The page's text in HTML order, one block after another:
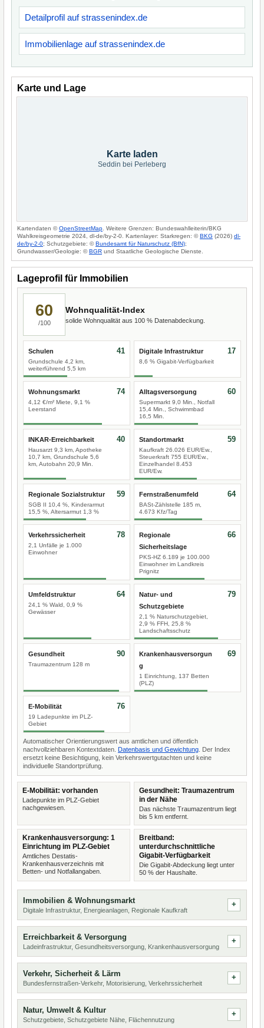
Detailprofil auf strassenindex.de
Immobilienlage auf strassenindex.de
Karte und Lage
Karte laden
Seddin bei Perleberg
Kartendaten ©OpenStreetMap . Weitere Grenzen: Bundeswahlleiterin/BKG
Wahlkreisgeometrie 2024, dl-de/by-2-0. Kartenlayer: Starkregen: ©BKG (2026) dl-
de/by-2-0; Schutzgebiete: ©Bundesamt für Naturschutz (BfN);
Grundwasser/Geologie: ©BGR und Staatliche Geologische Dienste.
Lageprofil für Immobilien
60
/100
Wohnqualität-Index
solide Wohnqualität aus 100 % Datenabdeckung.
Schulen
Grundschule 4,2 km,
weiterführend 5,5 km
41 Digitale Infrastruktur
8,6 % Gigabit-Verfügbarkeit
17
Wohnungsmarkt
4,12 €/m² Miete, 9,1 %
Leerstand
74 Alltagsversorgung
Supermarkt 9,0 Min., Notfall
15,4 Min., Schwimmbad
16,5 Min.
60
INKAR-Erreichbarkeit
Hausarzt 9,3 km, Apotheke
10,7 km, Grundschule 5,6
km, Autobahn 20,9 Min.
40 Standortmarkt
Kaufkraft 26.026 EUR/Ew.,
Steuerkraft 755 EUR/Ew.,
Einzelhandel 8.453
EUR/Ew.
59
Regionale Sozialstruktur
SGB II 10,4 %, Kinderarmut
15,5 %, Altersarmut 1,3 %
59 Fernstraßenumfeld
BASt-Zählstelle 185 m,
4.673 Kfz/Tag
64
Verkehrssicherheit
2,1 Unfälle je 1.000
Einwohner
78
Regionale
Sicherheitslage
PKS-HZ 6.189 je 100.000
Einwohner im Landkreis
Prignitz
66
Umfeldstruktur
24,1 % Wald, 0,9 %
Gewässer
64
Natur- und
Schutzgebiete
2,1 % Naturschutzgebiet,
2,9 % FFH, 25,8 %
Landschaftsschutz
79
Gesundheit
Traumazentrum 128 m
90
Krankenhausversorgun
g
1 Einrichtung, 137 Betten
(PLZ)
69
E-Mobilität
19 Ladepunkte im PLZ-
Gebiet
76
Automatischer Orientierungswert aus amtlichen und öffentlich
nachvollziehbaren Kontextdaten. Datenbasis und Gewichtung . Der Index
ersetzt keine Besichtigung, kein Verkehrswertgutachten und keine
individuelle Standortprüfung.
E-Mobilität: vorhanden
Ladepunkte im PLZ-Gebiet
nachgewiesen.
Gesundheit: Traumazentrum
in der Nähe
Das nächste Traumazentrum liegt
bis 5 km entfernt.
Krankenhausversorgung: 1
Einrichtung im PLZ-Gebiet
Amtliches Destatis-
Krankenhausverzeichnis mit
Betten- und Notfallangaben.
Breitband:
unterdurchschnittliche
Gigabit-Verfügbarkeit
Die Gigabit-Abdeckung liegt unter
50 % der Haushalte.
Immobilien & Wohnungsmarkt
Digitale Infrastruktur, Energieanlagen, Regionale Kaufkraft
Erreichbarkeit & Versorgung
Ladeinfrastruktur, Gesundheitsversorgung, Krankenhausversorgung
Verkehr, Sicherheit & Lärm
Bundesfernstraßen-Verkehr, Motorisierung, Verkehrssicherheit
Natur, Umwelt & Kultur
Schutzgebiete, Schutzgebiete Nähe, Flächennutzung